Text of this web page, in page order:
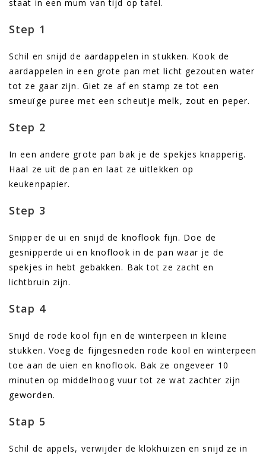
staat in een mum van tijd op tafel.
Step 1
Schil en snijd de aardappelen in stukken. Kook de
aardappelen in een grote pan met licht gezouten water
tot ze gaar zijn. Giet ze af en stamp ze tot een
smeuïge puree met een scheutje melk, zout en peper.
Step 2
In een andere grote pan bak je de spekjes knapperig.
Haal ze uit de pan en laat ze uitlekken op
keukenpapier.
Step 3
Snipper de ui en snijd de knoflook fijn. Doe de
gesnipperde ui en knoflook in de pan waar je de
spekjes in hebt gebakken. Bak tot ze zacht en
lichtbruin zijn.
Stap 4
Snijd de rode kool fijn en de winterpeen in kleine
stukken. Voeg de fijngesneden rode kool en winterpeen
toe aan de uien en knoflook. Bak ze ongeveer 10
minuten op middelhoog vuur tot ze wat zachter zijn
geworden.
Stap 5
Schil de appels, verwijder de klokhuizen en snijd ze in